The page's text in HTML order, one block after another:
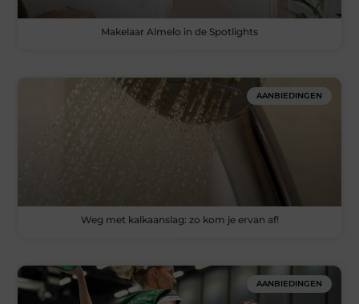
Makelaar Almelo in de Spotlights
AANBIEDINGEN
Weg met kalkaanslag: zo kom je ervan af!
AANBIEDINGEN